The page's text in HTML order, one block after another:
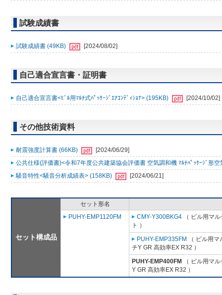
試験成績書
試験成績書 (49KB) [2024/08/02]
自己適合宣言書・証明書
自己適合宣言書<ﾋﾞﾙ用ﾏﾙﾁ式ﾊﾟｯｹｰｼﾞｴｱｺﾝﾃﾞｨｼｮﾅ> (195KB) [2024/10/02]
その他技術資料
耐震強度計算書 (66KB)
[2024/06/29]
公共仕様(評価書)<令和7年度公共建築協会評価書 空気調和機 ﾏﾙﾁﾊﾟｯｹｰｼﾞ形
騒音特性<騒音分析成績表> (158KB)
[2024/06/21]
セット構成品
セット形名
PUHY-EMP1120FM
CMY-Y300BKG4 （ ビル用マ
ト ）
PUHY-EMP335FM
（ ビル用
チY GR 高効率EX R32 ）
PUHY-EMP400FM
（ ビル用マ
Y GR 高効率EX R32 ）